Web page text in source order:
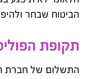
הביטוח שבחר
תקופת
התשלום של חברת